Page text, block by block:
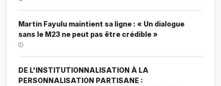
Martin Fayulu maintient sa ligne : « Un dialogue
sans le M23 ne peut pas être crédible »
DE L'INSTITUTIONNALISATION À LA
PERSONNALISATION PARTISANE :